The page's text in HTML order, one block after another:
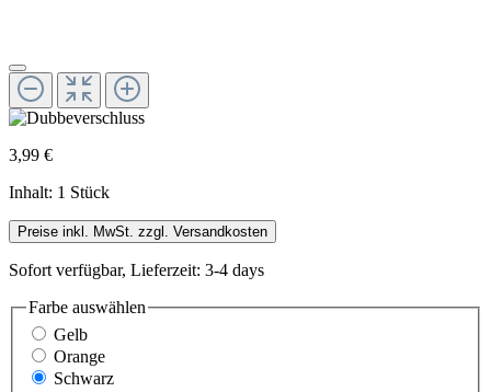
3,99 €
Inhalt: 1 Stück
Preise inkl. MwSt. zzgl. Versandkosten
Sofort verfügbar, Lieferzeit: 3-4 days
Farbe auswählen
Gelb
Orange
Schwarz